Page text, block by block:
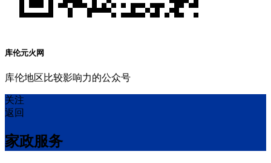
库伦元火网
库伦地区比较影响力的公众号
关注
返回
家政服务